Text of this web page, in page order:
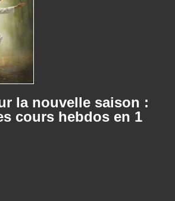
la nouvelle saison :
cours hebdos en 1